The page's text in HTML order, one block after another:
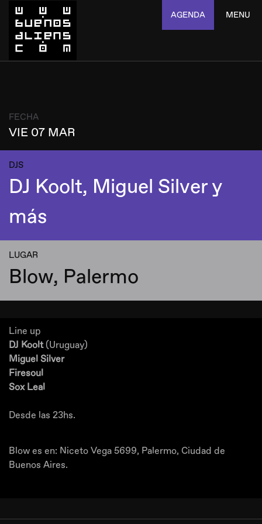
AGENDA MENU
FECHA
VIE 07 MAR
DJS
DJ Koolt, Miguel Silver y
más
LUGAR
Blow, Palermo
Line up
DJ Koolt(Uruguay)
Miguel Silver
Firesoul
Sox Leal
Desde las 23hs.
Blow es en: Niceto Vega 5699, Palermo, Ciudad de
Buenos Aires.